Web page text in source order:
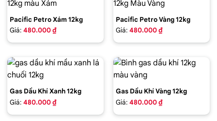
Pacific Petro Xám 12kg
Giá: 480.000 ₫
Pacific Petro Vàng 12kg
Giá: 480.000 ₫
Gas Dầu Khí Xanh 12kg
Giá: 480.000 ₫
Gas Dầu Khí Vàng 12kg
Giá: 480.000 ₫